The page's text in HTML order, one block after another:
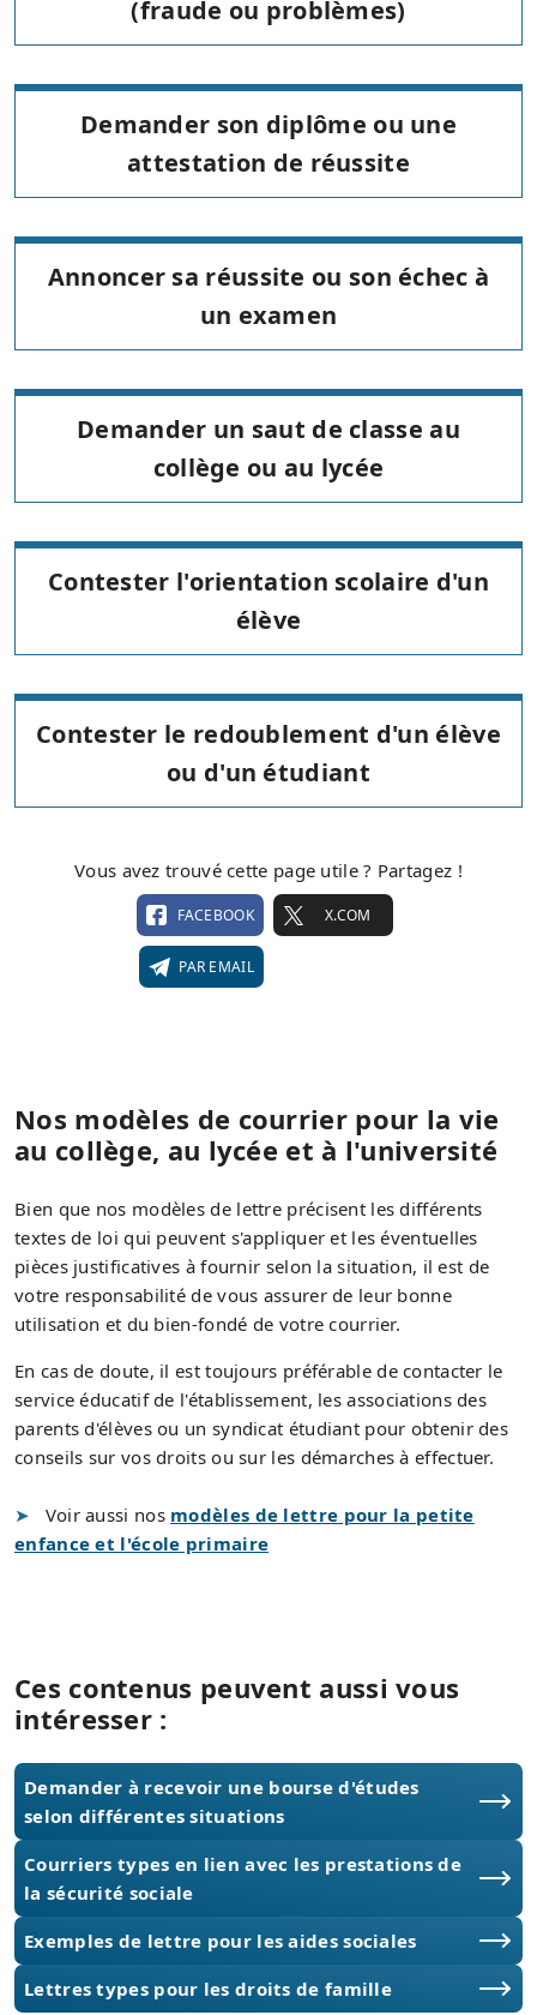
(fraude ou problèmes)
Demander son diplôme ou une
attestation de réussite
Annoncer sa réussite ou son échec à
un examen
Demander un saut de classe au
collège ou au lycée
Contester l'orientation scolaire d'un
élève
Contester le redoublement d'un élève
ou d'un étudiant
Vous avez trouvé cette page utile ? Partagez !
FACEBOOK X.COM
PAR EMAIL
Nos modèles de courrier pour la vie
au collège, au lycée et à l'université
Bien que nos modèles de lettre précisent les différents
textes de loi qui peuvent s'appliquer et les éventuelles
pièces justificatives à fournir selon la situation, il est de
votre responsabilité de vous assurer de leur bonne
utilisation et du bien-fondé de votre courrier.
En cas de doute, il est toujours préférable de contacter le
service éducatif de l'établissement, les associations des
parents d'élèves ou un syndicat étudiant pour obtenir des
conseils sur vos droits ou sur les démarches à effectuer.
Voir aussi nos modèles de lettre pour la petite
enfance et l'école primaire
Ces contenus peuvent aussi vous
intéresser :
Demander à recevoir une bourse d'études
selon différentes situations
Courriers types en lien avec les prestations de
la sécurité sociale
Exemples de lettre pour les aides sociales
Lettres types pour les droits de famille